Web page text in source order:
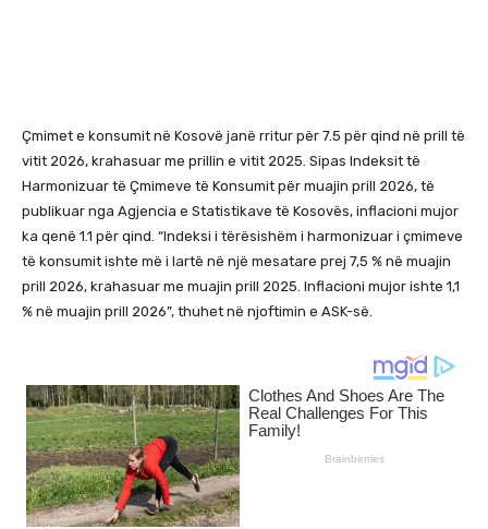
Çmimet e konsumit në Kosovë janë rritur për 7.5 për qind në prill të
vitit 2026, krahasuar me prillin e vitit 2025. Sipas Indeksit të
Harmonizuar të Çmimeve të Konsumit për muajin prill 2026, të
publikuar nga Agjencia e Statistikave të Kosovës, inflacioni mujor
ka qenë 1.1 për qind. “Indeksi i tërësishëm i harmonizuar i çmimeve
të konsumit ishte më i lartë në një mesatare prej 7,5 % në muajin
prill 2026, krahasuar me muajin prill 2025. Inflacioni mujor ishte 1,1
% në muajin prill 2026”, thuhet në njoftimin e ASK-së.